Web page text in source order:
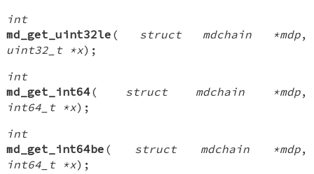
int
md_get_uint32le ( struct mdchain *mdp,
uint32_t *x);
int
md_get_int64( struct mdchain *mdp,
int64_t *x);
int
md_get_int64be ( struct mdchain *mdp,
int64_t *x);